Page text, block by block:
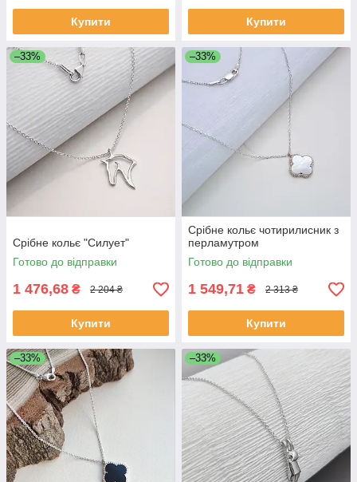
Купити Купити
–33%
Срібне кольє "Силует"
Готово до відправки
1 476,68 ₴ 2 204 ₴
Купити
–33%
Срібне кольє чотирилисник з
перламутром
Готово до відправки
1 549,71 ₴ 2 313 ₴
Купити
–33% –33%